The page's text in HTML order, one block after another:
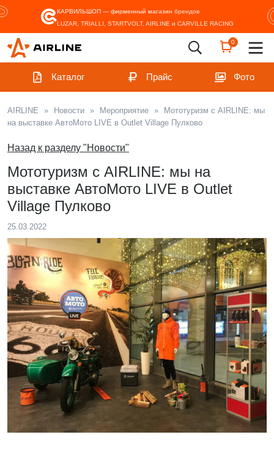
КАРВИЛЬШОП — фирменный магазин брендов
LUZAR, TRIALLI, STARTVOLT, AIRLINE и CARVILLE RACING
0
Каталог Прайс Фото
AIRLINE » Новости » Мероприятие »
Мототуризм с AIRLINE: мы
на выставке АвтоМото LIVE в Outlet Village Пулково
Назад к разделу "Новости"
Мототуризм с AIRLINE: мы на
выставке АвтоМото LIVE в Outlet
Village Пулково
25.03.2022